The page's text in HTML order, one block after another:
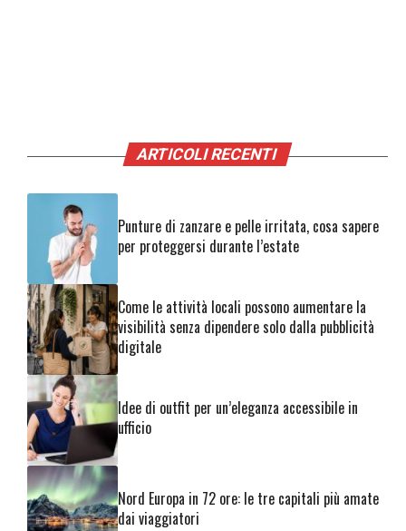
ARTICOLI RECENTI
Punture di zanzare e pelle irritata, cosa sapere
per proteggersi durante l’estate
Come le attività locali possono aumentare la
visibilità senza dipendere solo dalla pubblicità
digitale
Idee di outfit per un’eleganza accessibile in
ufficio
Nord Europa in 72 ore: le tre capitali più amate
dai viaggiatori